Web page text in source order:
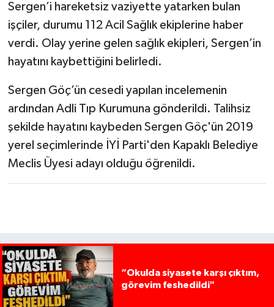
Sergen’i hareketsiz vaziyette yatarken bulan
işçiler, durumu 112 Acil Sağlık ekiplerine haber
verdi. Olay yerine gelen sağlık ekipleri, Sergen’in
hayatını kaybettiğini belirledi.
Sergen Göç’ün cesedi yapılan incelemenin
ardından Adli Tıp Kurumuna gönderildi. Talihsiz
şekilde hayatını kaybeden Sergen Göç'ün 2019
yerel seçimlerinde İYİ Parti'den Kapaklı Belediye
Meclis Üyesi adayı olduğu öğrenildi.
“Okulda siyasete karşı çıktım,
görevim feshedildi"